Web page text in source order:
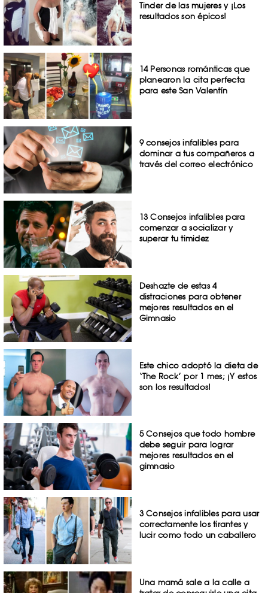
Tinder de las mujeres y ¡Los
resultados son épicos!
14 Personas románticas que
planearon la cita perfecta
para este San Valentín
9 consejos infalibles para
dominar a tus compañeros a
través del correo electrónico
13 Consejos infalibles para
comenzar a socializar y
superar tu timidez
Deshazte de estas 4
distraciones para obtener
mejores resultados en el
Gimnasio
Este chico adoptó la dieta de
‘The Rock’ por 1 mes; ¡Y estos
son los resultados!
5 Consejos que todo hombre
debe seguir para lograr
mejores resultados en el
gimnasio
3 Consejos infalibles para usar
correctamente los tirantes y
lucir como todo un caballero
Una mamá sale a la calle a